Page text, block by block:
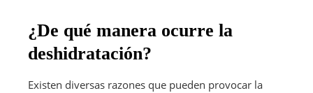
¿De qué manera ocurre la
deshidratación?
Existen diversas razones que pueden provocar la